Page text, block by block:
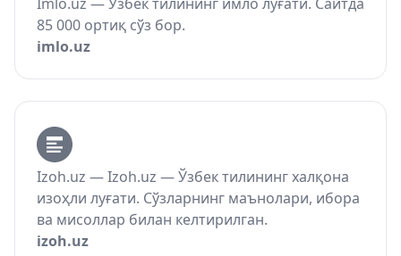
85 000 ортиқ сўз бор.
imlo.uz
Izoh.uz — Izoh.uz — Ўзбек тилининг халқона
изоҳли луғати. Сўзларнинг маънолари, ибора
ва мисоллар билан келтирилган.
izoh.uz